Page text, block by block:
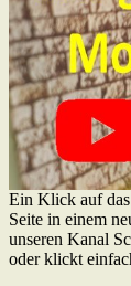
Ein Klick auf
Seite in einem
unseren Kanal
oder klickt